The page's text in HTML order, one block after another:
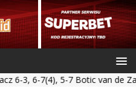
7(4), 5-7 Botic van de